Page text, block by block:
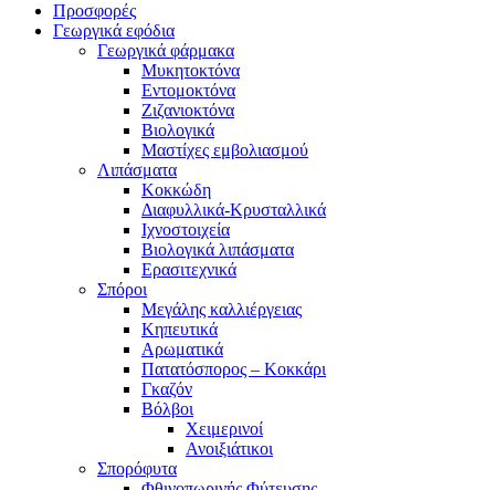
Προσφορές
Γεωργικά εφόδια
Γεωργικά φάρμακα
Μυκητοκτόνα
Εντομοκτόνα
Ζιζανιοκτόνα
Βιολογικά
Μαστίχες εμβολιασμού
Λιπάσματα
Κοκκώδη
Διαφυλλικά-Κρυσταλλικά
Ιχνοστοιχεία
Βιολογικά λιπάσματα
Ερασιτεχνικά
Σπόροι
Μεγάλης καλλιέργειας
Κηπευτικά
Αρωματικά
Πατατόσπορος – Κοκκάρι
Γκαζόν
Βόλβοι
Χειμερινοί
Ανοιξιάτικοι
Σπορόφυτα